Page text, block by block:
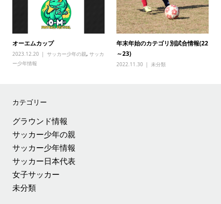
オーエムカップ
2023.12.20 サッカー少年の親, サッカ
ー少年情報
年末年始のカテゴリ別試合情報(22
～23)
2022.11.30 未分類
カテゴリー
グラウンド情報
サッカー少年の親
サッカー少年情報
サッカー日本代表
女子サッカー
未分類